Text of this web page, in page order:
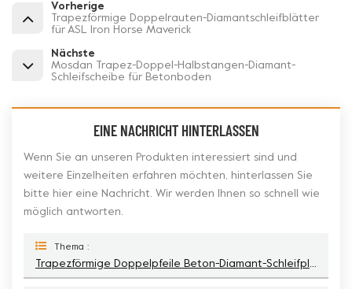
Vorherige
Trapezförmige Doppelrauten-Diamantschleifblätter
für ASL Iron Horse Maverick
Nächste
Mosdan Trapez-Doppel-Halbstangen-Diamant-
Schleifscheibe für Betonboden
EINE NACHRICHT HINTERLASSEN
Wenn Sie an unseren Produkten interessiert sind und
weitere Einzelheiten erfahren möchten, hinterlassen Sie
bitte hier eine Nachricht. Wir werden Ihnen so schnell wie
möglich antworten.
Thema :
Trapezförmige Doppelpfeile Beton-Diamant-Schleifplatte Für Iron Horse